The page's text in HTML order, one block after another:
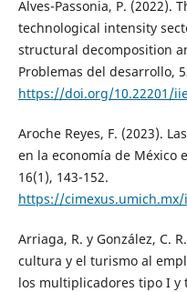
Alves-Passonia, P. (2022).
technological intensity
structural decomposition
Problemas del desarrollo,
https://doi.org/10.22201/
Aroche Reyes, F. (2023).
en la economía de México
16(1), 143-152.
https://
Arriaga, R. y González, C.
cultura y el turismo al
los multiplicadores tipo I y